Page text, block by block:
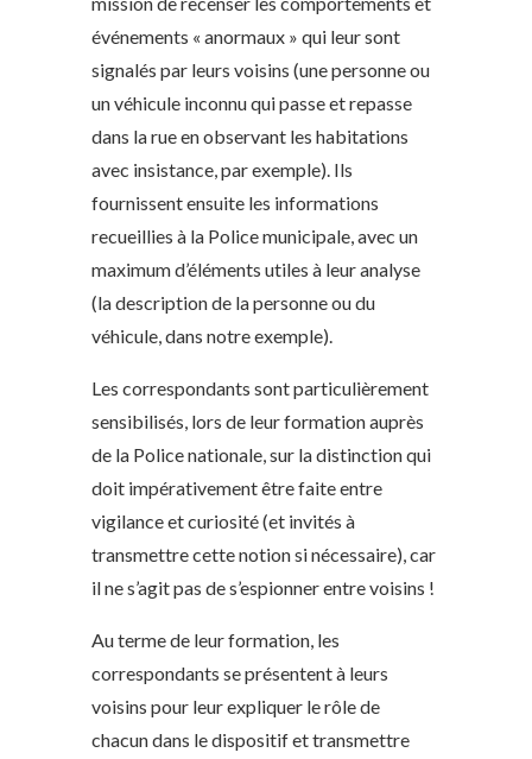
événements « anormaux » qui leur sont
signalés par leurs voisins (une personne ou
un véhicule inconnu qui passe et repasse
dans la rue en observant les habitations
avec insistance, par exemple). Ils
fournissent ensuite les informations
recueillies à la Police municipale, avec un
maximum d’éléments utiles à leur analyse
(la description de la personne ou du
véhicule, dans notre exemple).
Les correspondants sont particulièrement
sensibilisés, lors de leur formation auprès
de la Police nationale, sur la distinction qui
doit impérativement être faite entre
vigilance et curiosité (et invités à
transmettre cette notion si nécessaire), car
il ne s’agit pas de s’espionner entre voisins !
Au terme de leur formation, les
correspondants se présentent à leurs
voisins pour leur expliquer le rôle de
chacun dans le dispositif et transmettre